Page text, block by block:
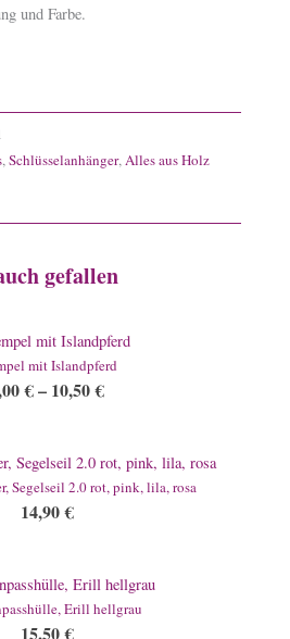
und Farbe.
,Schlüsselanhänger,Alles aus Holz
gefallen
mit Islandpferd
€– 10,50€
Segelseil 2.0 rot, pink, lila, rosa
14,90€
Erill hellgrau
15,50€